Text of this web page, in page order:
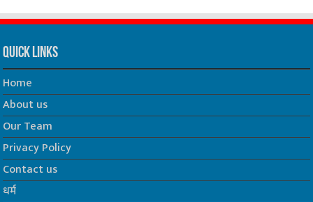
Quick Links
Home
About us
Our Team
Privacy Policy
Contact us
धर्म